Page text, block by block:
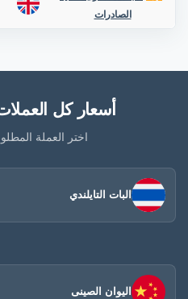
الصادرات
أسعار كل
اختر العملة
البات التايلندي
اليوان الصينى​